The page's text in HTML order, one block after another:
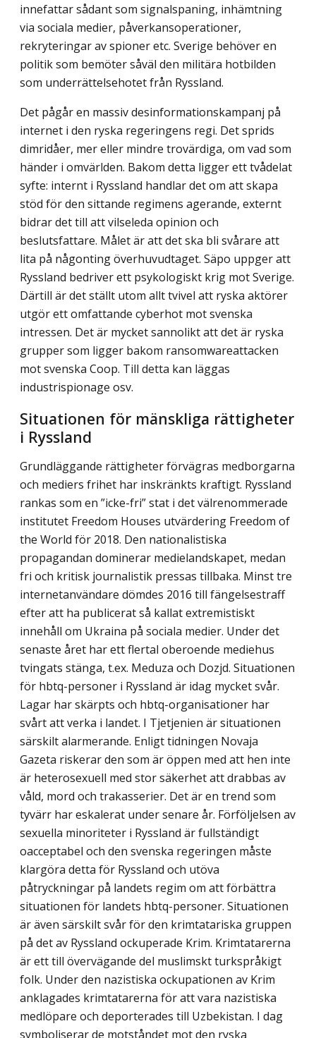
innefattar sådant som signalspaning, inhämtning
via sociala medier, påverkansoperationer,
rekryteringar av spioner etc. Sverige behöver en
politik som bemöter såväl den militära hotbilden
som underrättelsehotet från Ryssland.
Det pågår en massiv desinformationskampanj på
internet i den ryska regeringens regi. Det sprids
dimridåer, mer eller mindre trovärdiga, om vad som
händer i omvärlden. Bakom detta ligger ett tvådelat
syfte: internt i Ryssland handlar det om att skapa
stöd för den sittande regimens agerande, externt
bidrar det till att vilseleda opinion och
beslutsfattare. Målet är att det ska bli svårare att
lita på någonting överhuvudtaget. Säpo uppger att
Ryssland bedriver ett psykologiskt krig mot Sverige.
Därtill är det ställt utom allt tvivel att ryska aktörer
utgör ett omfattande cyberhot mot svenska
intressen. Det är mycket sannolikt att det är ryska
grupper som ligger bakom ransomwareattacken
mot svenska Coop. Till detta kan läggas
industrispionage osv.
Situationen för mänskliga rättigheter
i Ryssland
Grundläggande rättigheter förvägras medborgarna
och mediers frihet har inskränkts kraftigt. Ryssland
rankas som en ”icke-fri” stat i det välrenommerade
institutet Freedom Houses utvärdering Freedom of
the World för 2018. Den nationalistiska
propagandan dominerar medielandskapet, medan
fri och kritisk journalistik pressas tillbaka. Minst tre
internetanvändare dömdes 2016 till fängelsestraff
efter att ha publicerat så kallat extre­mistiskt
innehåll om Ukraina på sociala medier. Under det
senaste året har ett flertal oberoende mediehus
tvingats stänga, t.ex. Meduza och Dozjd. Situationen
för hbtq-personer i Ryssland är idag mycket svår.
Lagar har skärpts och hbtq-organisationer har
svårt att verka i landet. I Tjetjenien är situationen
särskilt alarmerande. Enligt tidningen Novaja
Gazeta riskerar den som är öppen med att hen inte
är heterosexuell med stor säkerhet att drabbas av
våld, mord och trakasserier. Det är en trend som
tyvärr har eskalerat under senare år. Förföljelsen av
sexuella minoriteter i Ryssland är fullständigt
oacceptabel och den svenska regeringen måste
klargöra detta för Ryssland och utöva
påtryckningar på landets regim om att förbättra
situationen för landets hbtq-personer. Situationen
är även särskilt svår för den krimtatariska gruppen
på det av Ryssland ockuperade Krim. Krimtatarerna
är ett till övervägande del muslimskt turkspråkigt
folk. Under den nazistiska ockupationen av Krim
anklagades krimtatarerna för att vara nazistiska
medlöpare och deporterades till Uzbekistan. I dag
symboliserar de motståndet mot den ryska